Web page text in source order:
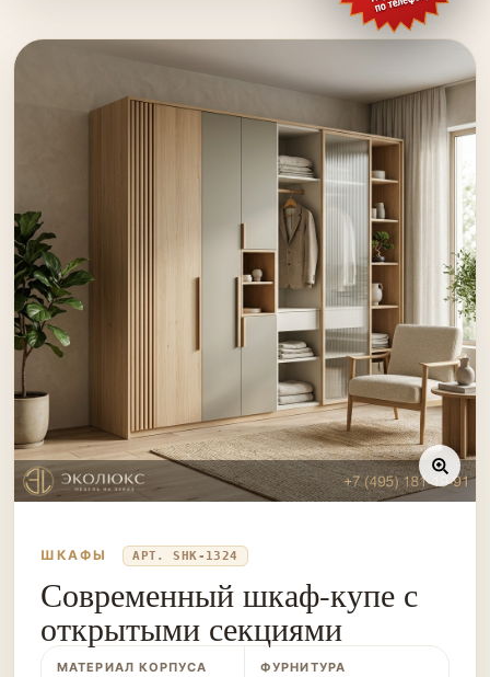
ШКАФЫ АРТ. SHK-1324
Современный шкаф-купе с
открытыми секциями
МАТЕРИАЛ КОРПУСА ФУРНИТУРА